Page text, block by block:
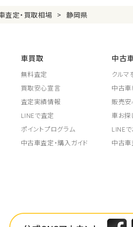
査定・買取相場 静岡県
車買取
無料査定
買取安心宣言
査定実績情報
LINEで査定
ポイントプログラム
中古車査定・購入ガイド
中古
クルマ
中古
販売
車お探
LINE
中古車